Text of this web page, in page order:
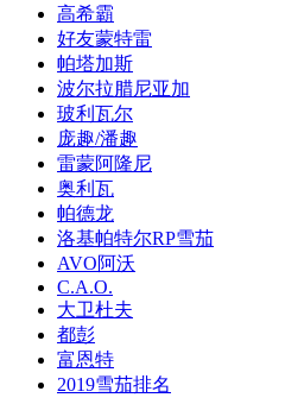
高希霸
好友蒙特雷
帕塔加斯
波尔拉腊尼亚加
玻利瓦尔
庞趣/潘趣
雷蒙阿隆尼
奥利瓦
帕德龙
洛基帕特尔RP雪茄
AVO阿沃
C.A.O.
大卫杜夫
都彭
富恩特
2019雪茄排名